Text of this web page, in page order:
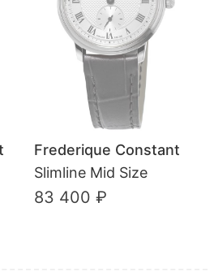
Frederique Constant
Slimline Mid Size
83 400 ₽